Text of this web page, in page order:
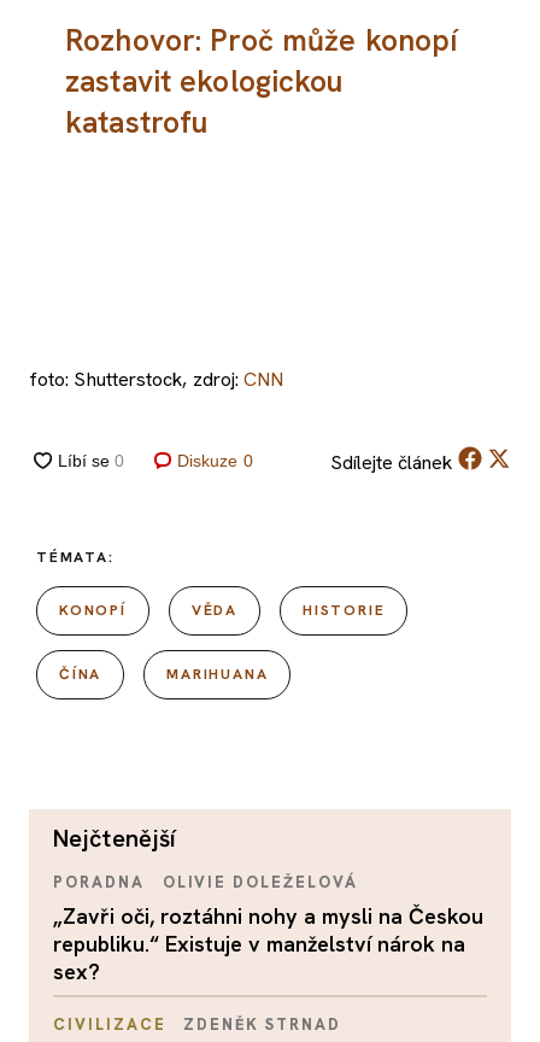
Rozhovor: Proč může konopí
zastavit ekologickou
katastrofu
foto: Shutterstock, zdroj:CNN
Diskuze 0 Sdílejte článek
TÉMATA:
KONOPÍ VĚDA HISTORIE
ČÍNA MARIHUANA
nejčtenější
PORADNA OLIVIE DOLEŽELOVÁ
„Zavři oči, roztáhni nohy a mysli na Českou
republiku.“ Existuje v manželství nárok na
sex?
CIVILIZACE ZDENĚK STRNAD